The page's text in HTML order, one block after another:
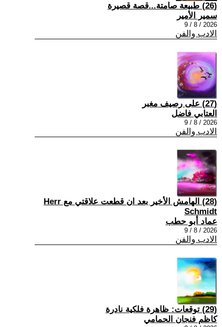
(26) طبيعة صامتة...قصة قصيرة
سمير الأمير
2026 / 8 / 9
الادب والفن
(27) على رصيف مغبر
العتابي فاضل
2026 / 8 / 9
الادب والفن
(28) الهامش الأخير بعد ان قطعت علاقتي مع Herr
Schmidt
عماد أبو حطب
2026 / 8 / 9
الادب والفن
(29) توقعات: ظاهرة فلكية نادرة
كاظم فنجان الحمامي